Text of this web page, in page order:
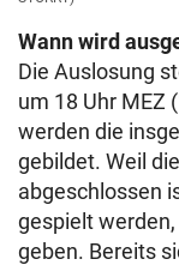
Wann wird
Die Auslosung
um 18 Uhr MEZ
werden die
gebildet. Weil
abgeschlossen
gespielt
geben. Bereits